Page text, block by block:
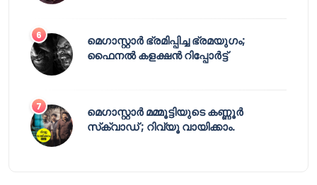
മെഗാസ്റ്റാർ ഭ്രമിപ്പിച്ച ഭ്രമയുഗം;
ഫൈനൽ കളക്ഷൻ റിപ്പോർട്ട്
മെഗാസ്റ്റാർ മമ്മൂട്ടിയുടെ കണ്ണൂർ
സ്‌ക്വാഡ് ; റിവ്യൂ വായിക്കാം.